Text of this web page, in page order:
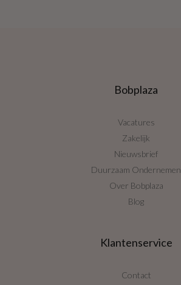
Bobplaza
Vacatures
Zakelijk
Nieuwsbrief
Duurzaam Ondernemen
Over Bobplaza
Blog
Klantenservice
Contact